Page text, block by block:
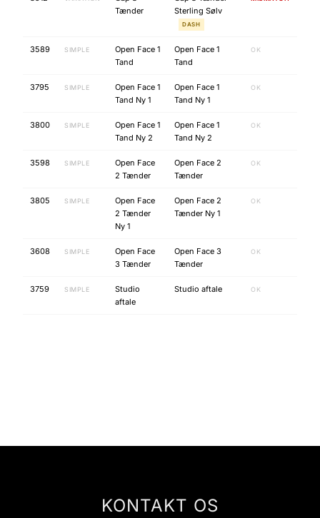
Tænder
Sterling Sølv
DASH
3589 SIMPLE
Open Face 1
Tand
Open Face 1
Tand
OK
3795 SIMPLE
Open Face 1
Tand Ny 1
Open Face 1
Tand Ny 1
OK
3800 SIMPLE
Open Face 1
Tand Ny 2
Open Face 1
Tand Ny 2
OK
3598 SIMPLE
Open Face
2 Tænder
Open Face 2
Tænder
OK
3805 SIMPLE
Open Face
2 Tænder
Ny 1
Open Face 2
Tænder Ny 1
OK
3608 SIMPLE
Open Face
3 Tænder
Open Face 3
Tænder
OK
3759 SIMPLE
Studio
aftale
Studio aftale OK
KONTAKT OS